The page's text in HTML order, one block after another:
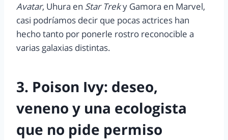
Avatar, Uhura en Star Treky Gamora en Marvel,
casi podríamos decir que pocas actrices han
hecho tanto por ponerle rostro reconocible a
varias galaxias distintas.
3. Poison Ivy: deseo,
veneno y una ecologista
que no pide permiso